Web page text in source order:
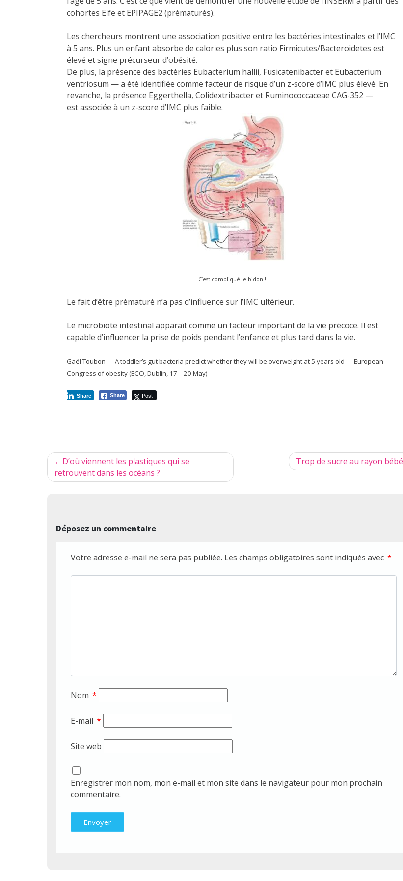
cohortes Elfe et EPIPAGE2 (prématurés).
Les chercheurs montrent une association positive entre les bactéries intestinales et l’IMC
à 5 ans. Plus un enfant absorbe de calories plus son ratio Firmicutes/Bacteroidetes est
élevé et signe précurseur d’obésité.
De plus, la présence des bactéries Eubacterium hallii, Fusicatenibacter et Eubacterium
ventriosum — a été identifiée comme facteur de risque d’un z-score d’IMC plus élevé. En
revanche, la présence Eggerthella, Colidextribacter et Ruminococcaceae CAG-352 —
est associée à un z-score d’IMC plus faible.
C’est compliqué le bidon !!
Le fait d’être prématuré n’a pas d’influence sur l’IMC ultérieur.
Le microbiote intestinal apparaît comme un facteur important de la vie précoce. Il est
capable d’influencer la prise de poids pendant l’enfance et plus tard dans la vie.
Gaël Toubon — A toddler’s gut bacteria predict whether they will be overweight at 5 years old — European
Congress of obesity (ECO, Dublin, 17—20 May)
Share Post
Share
Navigation
de
D’où viennent les plastiques qui se
retrouvent dans les océans ?
Trop de sucre au rayon bébé
Déposez un commentaire
Votre adresse e-mail ne sera pas publiée. Les champs obligatoires sont indiqués avec *
Nom *
E-mail *
Site web
Enregistrer mon nom, mon e-mail et mon site dans le navigateur pour mon prochain
commentaire.